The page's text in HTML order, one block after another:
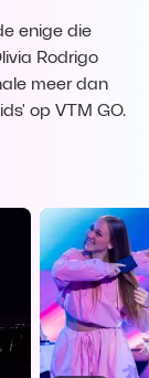
enige die
Rodrigo
meer dan
op VTM GO.